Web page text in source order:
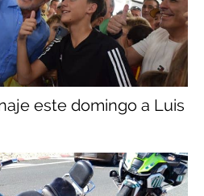
este domingo a Luis